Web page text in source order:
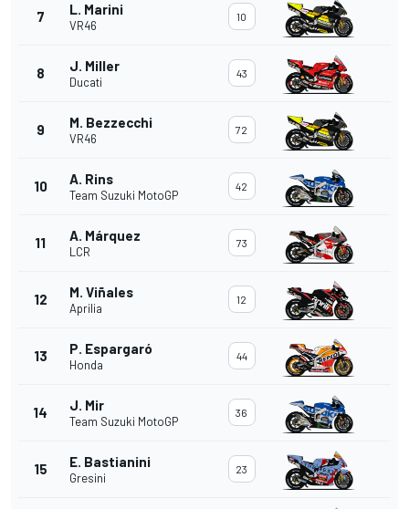
7 L. Marini
VR46
10
8 J. Miller
Ducati
43
9 M. Bezzecchi
VR46
72
10 A. Rins
Team Suzuki MotoGP
42
11 A. Márquez
LCR
73
12 M. Viñales
Aprilia
12
13 P. Espargaró
Honda
44
14 J. Mir
Team Suzuki MotoGP
36
15 E. Bastianini
Gresini
23